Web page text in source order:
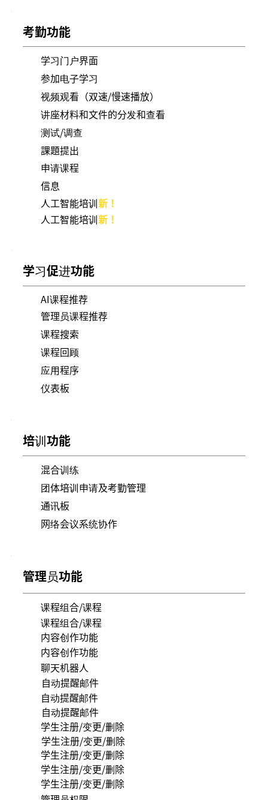
考勤功能
学习门户界面
参加电子学习
视频观看（双速/慢速播放）
讲座材料和文件的分发和查看
测试/调查
課題提出
申请课程
信息
人工智能培训新！
人工智能培训新！
学习促进功能
AI课程推荐
管理员课程推荐
课程搜索
课程回顾
应用程序
仪表板
培训功能
混合训练
团体培训申请及考勤管理
通讯板
网络会议系统协作
管理员功能
课程组合/课程
课程组合/课程
内容创作功能
内容创作功能
聊天机器人
自动提醒邮件
自动提醒邮件
自动提醒邮件
学生注册/变更/删除
学生注册/变更/删除
学生注册/变更/删除
学生注册/变更/删除
学生注册/变更/删除